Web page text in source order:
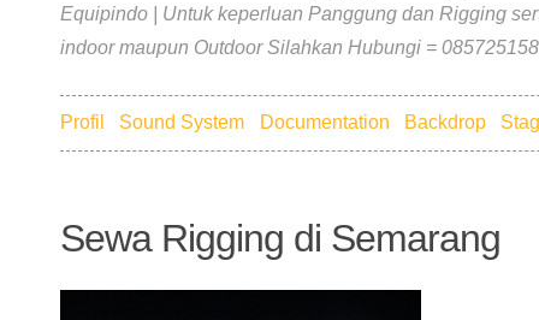
Equipindo | Untuk keperluan Panggung dan Rigging
indoor maupun Outdoor Silahkan Hubungi =
Profil Sound System Documentation Backdrop
Sewa Rigging di Semarang